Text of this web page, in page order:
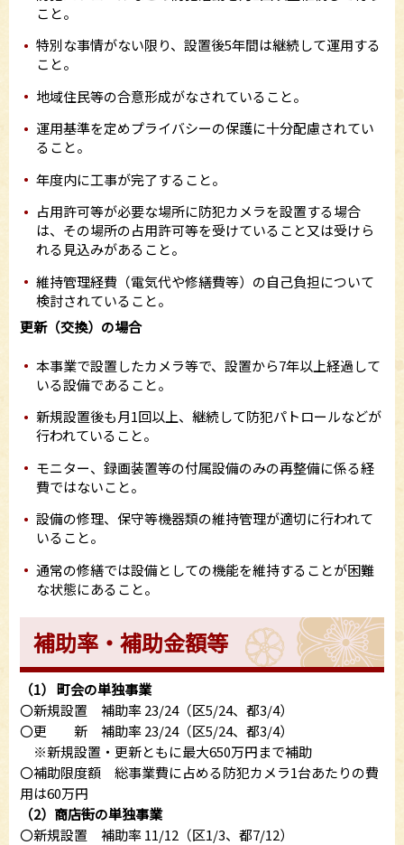
こと。
特別な事情がない限り、設置後5年間は継続して運用する
こと。
地域住民等の合意形成がなされていること。
運用基準を定めプライバシーの保護に十分配慮されてい
ること。
年度内に工事が完了すること。
占用許可等が必要な場所に防犯カメラを設置する場合
は、その場所の占用許可等を受けていること又は受けら
れる見込みがあること。
維持管理経費（電気代や修繕費等）の自己負担について
検討されていること。
更新（交換）の場合
本事業で設置したカメラ等で、設置から7年以上経過して
いる設備であること。
新規設置後も月1回以上、継続して防犯パトロールなどが
行われていること。
モニター、録画装置等の付属設備のみの再整備に係る経
費ではないこと。
設備の修理、保守等機器類の維持管理が適切に行われて
いること。
通常の修繕では設備としての機能を維持することが困難
な状態にあること。
補助率・補助金額等
（1） 町会の単独事業
〇新規設置 補助率 23/24（区5/24、都3/4）
〇更 新 補助率 23/24（区5/24、都3/4）
※新規設置・更新ともに最大650万円まで補助
〇補助限度額 総事業費に占める防犯カメラ1台あたりの費
用は60万円
（2）商店街の単独事業
〇新規設置 補助率 11/12（区1/3、都7/12）